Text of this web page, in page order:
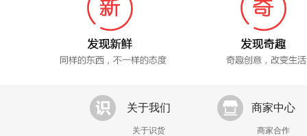
关于我们
关于识货
商家中心
商家合作